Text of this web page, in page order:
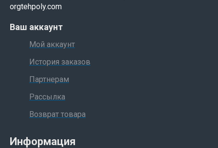
orgtehpoly.com
Ваш аккаунт
Мой аккаунт
История заказов
Партнерам
Рассылка
Возврат товара
Информация